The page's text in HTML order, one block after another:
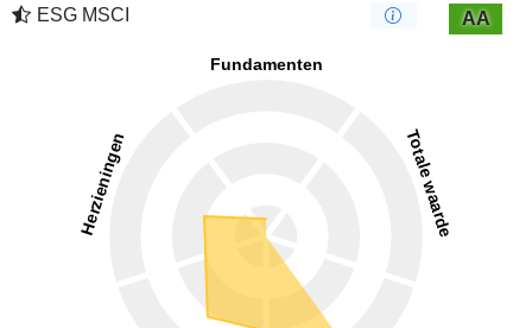
ESG MSCI
AA